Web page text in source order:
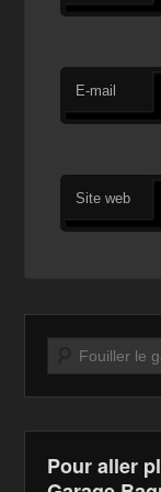
E-mail
Site web
Recherche
Pour aller